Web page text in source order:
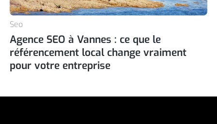
Seo
Agence SEO à Vannes : ce que le
référencement local change vraiment
pour votre entreprise